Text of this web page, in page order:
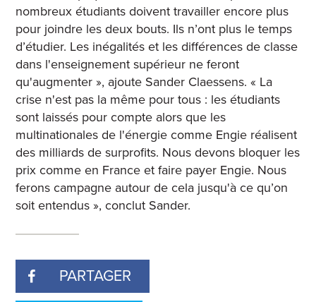
nombreux étudiants doivent travailler encore plus
pour joindre les deux bouts. Ils n’ont plus le temps
d’étudier. Les inégalités et les différences de classe
dans l'enseignement supérieur ne feront
qu'augmenter », ajoute Sander Claessens. « La
crise n'est pas la même pour tous : les étudiants
sont laissés pour compte alors que les
multinationales de l'énergie comme Engie réalisent
des milliards de surprofits. Nous devons bloquer les
prix comme en France et faire payer Engie. Nous
ferons campagne autour de cela jusqu'à ce qu’on
soit entendus », conclut Sander.
PARTAGER